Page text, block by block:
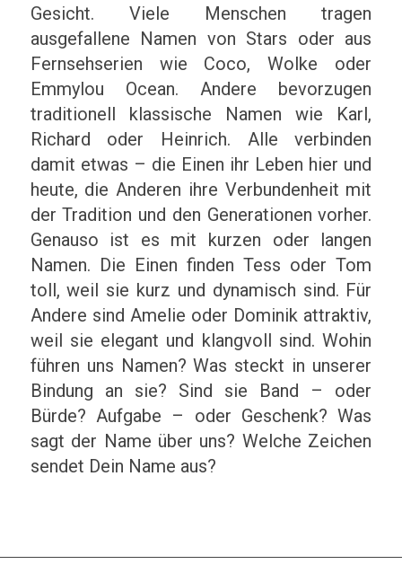
Gesicht. Viele Menschen tragen
ausgefallene Namen von Stars oder aus
Fernsehserien wie Coco, Wolke oder
Emmylou Ocean. Andere bevorzugen
traditionell klassische Namen wie Karl,
Richard oder Heinrich. Alle verbinden
damit etwas – die Einen ihr Leben hier und
heute, die Anderen ihre Verbundenheit mit
der Tradition und den Generationen vorher.
Genauso ist es mit kurzen oder langen
Namen. Die Einen finden Tess oder Tom
toll, weil sie kurz und dynamisch sind. Für
Andere sind Amelie oder Dominik attraktiv,
weil sie elegant und klangvoll sind. Wohin
führen uns Namen? Was steckt in unserer
Bindung an sie? Sind sie Band – oder
Bürde? Aufgabe – oder Geschenk? Was
sagt der Name über uns? Welche Zeichen
sendet Dein Name aus?